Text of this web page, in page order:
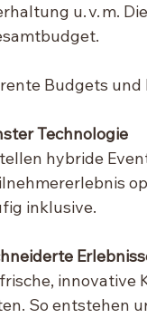
u. v. m.
Budgets
Technologie
hybride
inklusive.
innovative
So entstehen